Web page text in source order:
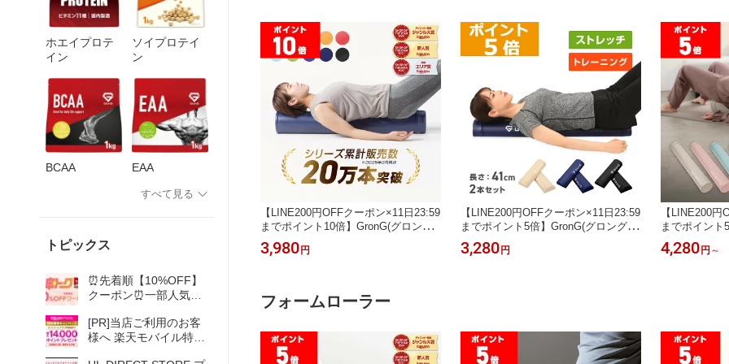
ホエイプロテ
イン
ソイプロテイ
ン
BCAA EAA
すべて見る
トピックス
⏰先着順【10%OFF】
クーポン⏰一部人気商
[PR]当店ご利用のお客
様へ 楽天モバイル特別
【LINE200円OFFクーポン×11日23:59
までポイント10倍】GronG(グロング)
ストレッチ用 ポール ヨガポール スト
レッチ ローラー エクササイズポール
3,980 円
【LINE200円OFFクーポン×11日23:59
までポイント5倍】GronG(グロング)
ストレッチ用ポール ヨガポール ハー
フカット 2本セット 長さ41cm
3,280 円
【LINE200
までポイント
ッチ用ポー
5cm 長さ
4,280 円 ～
フォームローラー